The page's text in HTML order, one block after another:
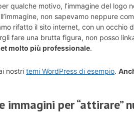
qualche motivo, l’immagine del logo
non sapevamo neppure
rifatto il sito internet, con un occhio
fare una brutta figura, non posso
molto più professionale.
nostri temi WordPress di esempio.
immagini per “attirare”